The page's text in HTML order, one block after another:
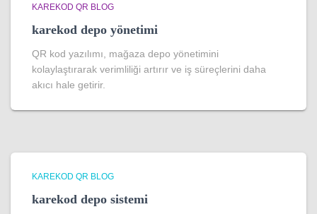
KAREKOD QR BLOG
karekod depo yönetimi
QR kod yazılımı, mağaza depo yönetimini
kolaylaştırarak verimliliği artırır ve iş süreçlerini daha
akıcı hale getirir.
KAREKOD QR BLOG
karekod depo sistemi